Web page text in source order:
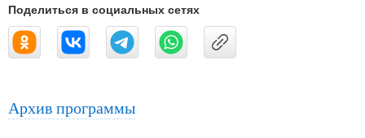
Поделиться в социальных сетях
Архив программы